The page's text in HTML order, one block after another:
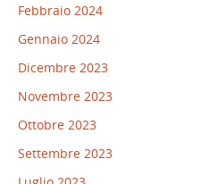
Febbraio 2024
Gennaio 2024
Dicembre 2023
Novembre 2023
Ottobre 2023
Settembre 2023